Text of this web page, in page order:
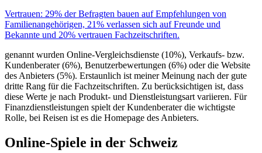
Vertrauen: 29% der Befragten bauen auf Empfehlungen von
Familienangehörigen, 21% verlassen sich auf Freunde und
Bekannte und 20% vertrauen Fachzeitschriften.
genannt wurden Online-Vergleichsdienste (10%), Verkaufs- bzw.
Kundenberater (6%), Benutzerbewertungen (6%) oder die Website
des Anbieters (5%). Erstaunlich ist meiner Meinung nach der gute
dritte Rang für die Fachzeitschriften. Zu berücksichtigen ist, dass
diese Werte je nach Produkt- und Dienstleistungsart variieren. Für
Finanzdienstleistungen spielt der Kundenberater die wichtigste
Rolle, bei Reisen ist es die Homepage des Anbieters.
Online-Spiele in der Schweiz